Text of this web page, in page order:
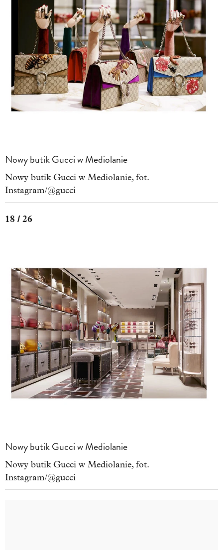
Nowy butik Gucci w Mediolanie
Nowy butik Gucci w Mediolanie, fot.
Instagram/@gucci
18 / 26
Nowy butik Gucci w Mediolanie
Nowy butik Gucci w Mediolanie, fot.
Instagram/@gucci